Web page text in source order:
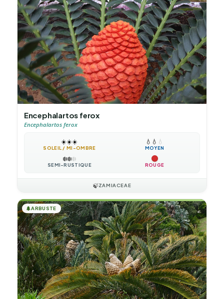
Encephalartos ferox
Encephalartos ferox
☀️☀️☀️
SOLEIL / MI-OMBRE
💧 💧 💧
MOYEN
❄️❄️❄️
SEMI-RUSTIQUE ROUGE
🍃ZAMIACEAE
🌲ARBUSTE